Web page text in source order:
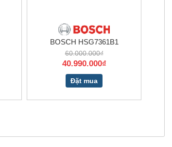
BOSCH HSG7361B1
60.000.000₫
40.990.000₫
Đặt mua